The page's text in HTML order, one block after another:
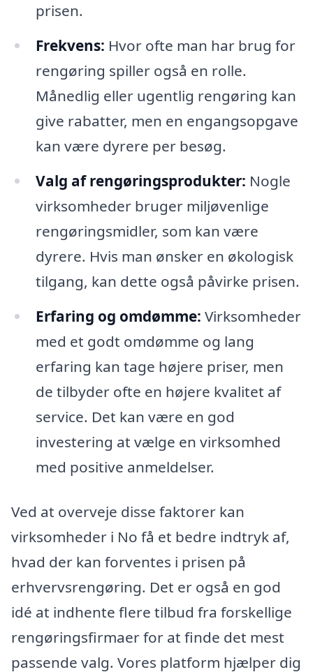
prisen.
Frekvens: Hvor ofte man har brug for
rengøring spiller også en rolle.
Månedlig eller ugentlig rengøring kan
give rabatter, men en engangsopgave
kan være dyrere per besøg.
Valg af rengøringsprodukter: Nogle
virksomheder bruger miljøvenlige
rengøringsmidler, som kan være
dyrere. Hvis man ønsker en økologisk
tilgang, kan dette også påvirke prisen.
Erfaring og omdømme: Virksomheder
med et godt omdømme og lang
erfaring kan tage højere priser, men
de tilbyder ofte en højere kvalitet af
service. Det kan være en god
investering at vælge en virksomhed
med positive anmeldelser.
Ved at overveje disse faktorer kan
virksomheder i No få et bedre indtryk af,
hvad der kan forventes i prisen på
erhvervsrengøring. Det er også en god
idé at indhente flere tilbud fra forskellige
rengøringsfirmaer for at finde det mest
passende valg. Vores platform hjælper dig